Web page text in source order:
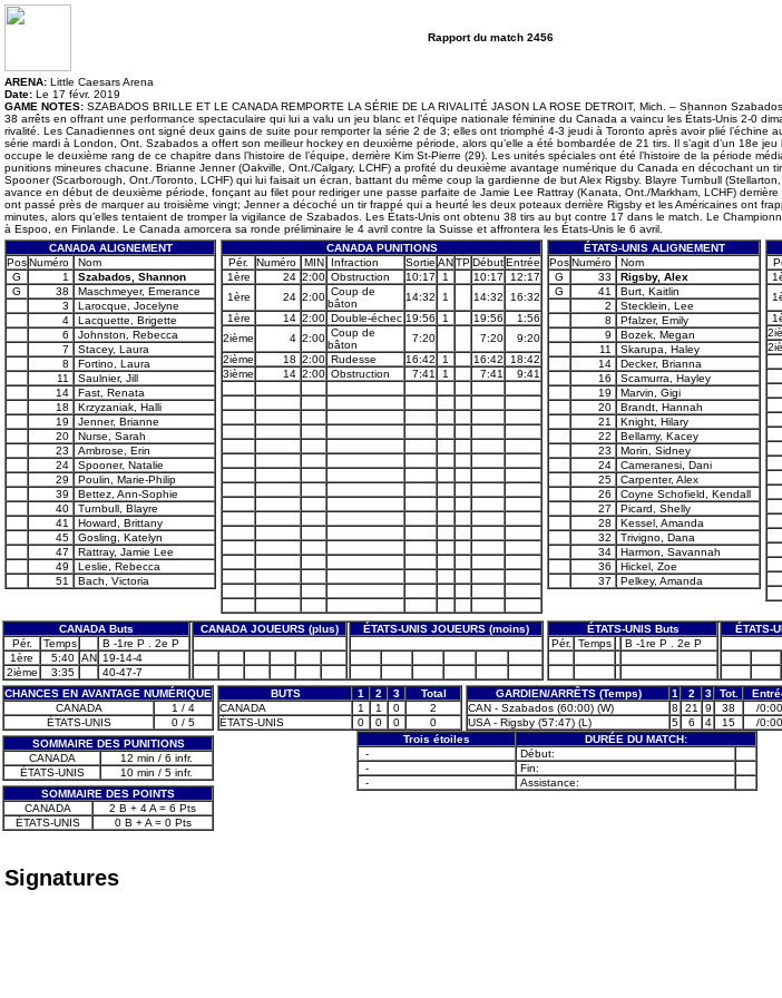
Rapport du match 2456
ARENA: Little Caesars Arena
Date: Le 17 févr. 2019
GAME NOTES: SZABADOS BRILLE ET LE CANADA REMPORTE LA SÉRIE DE LA RIVALITÉ JASON LA ROSE DETROIT, Mich. – Shannon
38 arrêts en offrant une performance spectaculaire qui lui a valu un jeu blanc et l’équipe nationale féminine du Canada a vaincu les États-Unis 2-0
rivalité. Les Canadiennes ont signé deux gains de suite pour remporter la série 2 de 3; elles ont triomphé 4-3 jeudi à Toronto après avoir plié l’échine
série mardi à London, Ont. Szabados a offert son meilleur hockey en deuxième période, alors qu’elle a été bombardée de 21 tirs. Il s’agit d’un 18e
occupe le deuxième rang de ce chapitre dans l’histoire de l’équipe, derrière Kim St-Pierre (29). Les unités spéciales ont été l’histoire de la période
punitions mineures chacune. Brianne Jenner (Oakville, Ont./Calgary, LCHF) a profité du deuxième avantage numérique du Canada en décochant un
Spooner (Scarborough, Ont./Toronto, LCHF) qui lui faisait un écran, battant du même coup la gardienne de but Alex Rigsby. Blayre Turnbull
avance en début de deuxième période, fonçant au filet pour rediriger une passe parfaite de Jamie Lee Rattray (Kanata, Ont./Markham, LCHF)
ont passé près de marquer au troisième vingt; Jenner a décoché un tir frappé qui a heurté les deux poteaux derrière Rigsby et les Américaines ont
minutes, alors qu’elles tentaient de tromper la vigilance de Szabados. Les États-Unis ont obtenu 38 tirs au but contre 17 dans le match. Le
à Espoo, en Finlande. Le Canada amorcera sa ronde préliminaire le 4 avril contre la Suisse et affrontera les États-Unis le 6 avril.
CANADA ALIGNEMENT
PosNuméro
Nom
G
1
Szabados, Shannon
G
38
Maschmeyer, Emerance
3
Larocque, Jocelyne
4
Lacquette, Brigette
6
Johnston, Rebecca
7
Stacey, Laura
8
Fortino, Laura
11
Saulnier, Jill
14
Fast, Renata
18
Krzyzaniak, Halli
19
Jenner, Brianne
20
Nurse, Sarah
23
Ambrose, Erin
24
Spooner, Natalie
29
Poulin, Marie-Philip
39
Bettez, Ann-Sophie
40
Turnbull, Blayre
41
Howard, Brittany
45
Gosling, Katelyn
47
Rattray, Jamie Lee
49
Leslie, Rebecca
51
Bach, Victoria
CANADA PUNITIONS
Pér.
Numéro MIN Infraction Sortie ANTPDébutEntrée
1ère
24 2:00 Obstruction 10:17 1 10:17
12:17
1ère
24 2:00 Coup de
bâton
14:32 1 14:32
16:32
1ère
14 2:00 Double-échec 19:56 1 19:56
1:56
2ième
4 2:00 Coup de
bâton
7:20 7:20
9:20
2ième
18 2:00 Rudesse 16:42 1 16:42
18:42
3ième
14 2:00 Obstruction 7:41 1 7:41 9:41
ÉTATS-UNIS ALIGNEMENT
PosNuméro
Nom
G
33
Rigsby, Alex
G
41
Burt, Kaitlin
2
Stecklein, Lee
8
Pfalzer, Emily
9
Bozek, Megan
11
Skarupa, Haley
14
Decker, Brianna
16
Scamurra, Hayley
19
Marvin, Gigi
20
Brandt, Hannah
21
Knight, Hilary
22
Bellamy, Kacey
23
Morin, Sidney
24
Cameranesi, Dani
25
Carpenter, Alex
26
Coyne Schofield, Kendall
27
Picard, Shelly
28
Kessel, Amanda
32
Trivigno, Dana
34
Harmon, Savannah
36
Hickel, Zoe
37
Pelkey, Amanda
CANADA Buts CANADA JOUEURS (plus)
ÉTATS-UNIS JOUEURS (moins)
Pér.
Temps
B -1re P . 2e P
1ère
5:40 AN 19-14-4
2ième
3:35 40-47-7
ÉTATS-UNIS Buts ÉTATS-
Pér.
Temps B -1re P . 2e P
CHANCES EN AVANTAGE NUMÉRIQUE
CANADA
1 / 4
ÉTATS-UNIS
0 / 5
SOMMAIRE DES PUNITIONS
CANADA
12 min / 6 infr.
ÉTATS-UNIS
10 min / 5 infr.
SOMMAIRE DES POINTS
CANADA
2 B + 4 A = 6 Pts
ÉTATS-UNIS
0 B + A = 0 Pts
BUTS 1 2 3
Total
CANADA
1 1 0
2
ÉTATS-UNIS
0 0 0 0
GARDIEN/ARRÊTS (Temps) 1 2 3 Tot.
CAN - Szabados (60:00) (W)
8 21 9 38 /0:00
USA - Rigsby (57:47) (L)
5 6 4 15 /0:00
Trois étoiles
DURÉE DU MATCH:
-
Début:
-
Fin:
-
Assistance:
Signatures